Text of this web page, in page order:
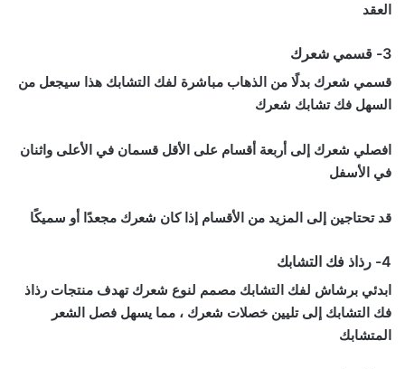
العقد
3- قسمي شعرك
قسمي شعرك بدلًا من الذهاب مباشرة لفك التشابك هذا سيجعل من
السهل فك تشابك شعرك
افصلي شعرك إلى أربعة أقسام على الأقل قسمان في الأعلى واثنان
في الأسفل
قد تحتاجين إلى المزيد من الأقسام إذا كان شعرك مجعدًا أو سميكًا
4- رذاذ فك التشابك
ابدئي برشاش لفك التشابك مصمم لنوع شعرك تهدف منتجات رذاذ
فك التشابك إلى تليين خصلات شعرك ، مما يسهل فصل الشعر
المتشابك